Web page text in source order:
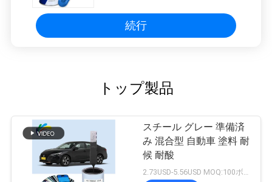
続行
トップ製品
スチール グレー 準備済
み 混合型 自動車 塗料 耐
候 耐酸
2.73USD-5.56USD MOQ:100ボックス